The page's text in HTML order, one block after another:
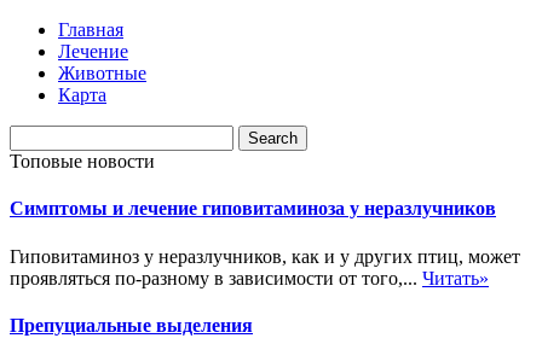
Главная
Лечение
Животные
Карта
Топовые новости
Симптомы и лечение гиповитаминоза у неразлучников
Гиповитаминоз у неразлучников, как и у других птиц, может
проявляться по-разному в зависимости от того,... Читать»
Препуциальные выделения